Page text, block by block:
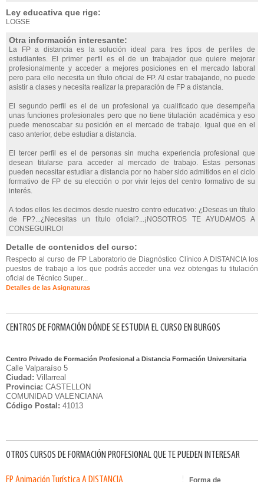
Ley educativa que rige:
LOGSE
Otra información interesante:
La FP a distancia es la solución ideal para tres tipos de perfiles de
estudiantes. El primer perfil es el de un trabajador que quiere mejorar
profesionalmente y acceder a mejores posiciones en el mercado laboral
pero para ello necesita un título oficial de FP. Al estar trabajando, no puede
asistir a clases y necesita realizar la preparación de FP a distancia.
El segundo perfil es el de un profesional ya cualificado que desempeña
unas funciones profesionales pero que no tiene titulación académica y eso
puede menoscabar su posición en el mercado de trabajo. Igual que en el
caso anterior, debe estudiar a distancia.
El tercer perfil es el de personas sin mucha experiencia profesional que
desean titularse para acceder al mercado de trabajo. Estas personas
pueden necesitar estudiar a distancia por no haber sido admitidos en el ciclo
formativo de FP de su elección o por vivir lejos del centro formativo de su
interés.
A todos ellos les decimos desde nuestro centro educativo: ¿Deseas un título
de FP?...¿Necesitas un título oficial?...¡NOSOTROS TE AYUDAMOS A
CONSEGUIRLO!
Detalle de contenidos del curso:
Respecto al curso de FP Laboratorio de Diagnóstico Clínico A DISTANCIA los
puestos de trabajo a los que podrás acceder una vez obtengas tu titulación
oficial de Técnico Super...
Detalles de las Asignaturas
CENTROS DE FORMACIÓN DÓNDE SE ESTUDIA EL CURSO EN BURGOS
Centro Privado de Formación Profesional a Distancia Formación Universitaria
Calle Valparaíso 5
Ciudad: Villarreal
Provincia: CASTELLON
COMUNIDAD VALENCIANA
Código Postal: 41013
OTROS CURSOS DE FORMACIÓN PROFESIONAL QUE TE PUEDEN INTERESAR
Forma de